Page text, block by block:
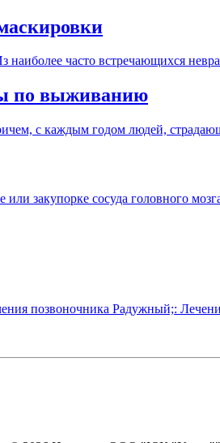
часто встречающихся
выживанию
с каждым годом людей,
закупорке сосуда головного
позвоночника Радужный;: